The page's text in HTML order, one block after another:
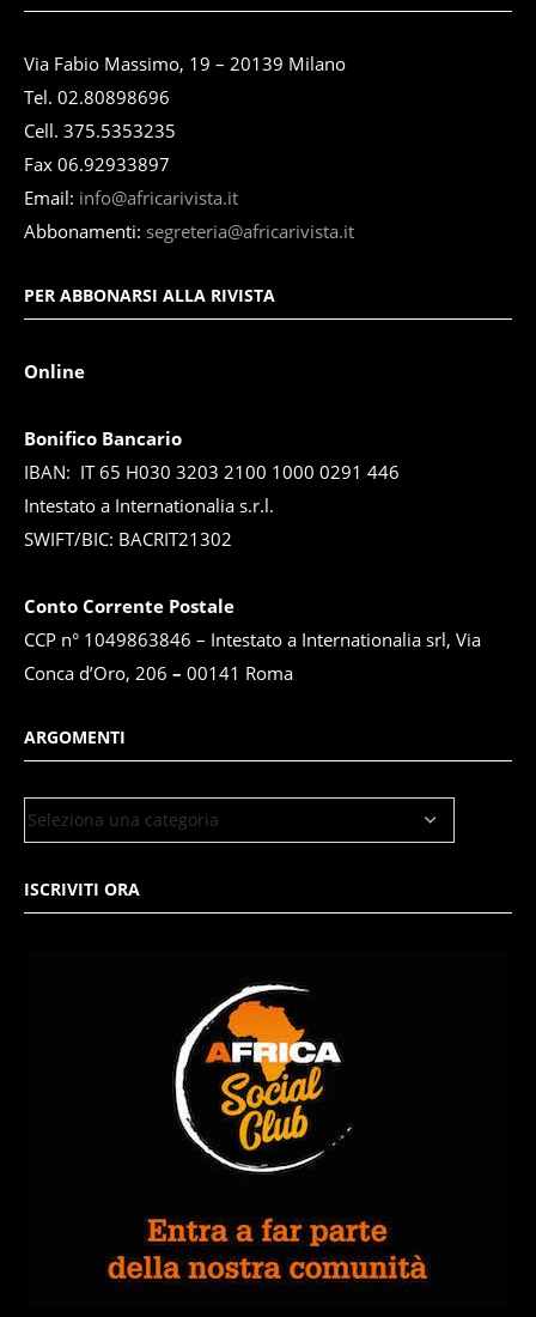
Via Fabio Massimo, 19 – 20139 Milano
Tel. 02.80898696
Cell. 375.5353235
Fax 06.92933897
Email: info@africarivista.it
Abbonamenti: segreteria@africarivista.it
PER ABBONARSI ALLA RIVISTA
Online
Bonifico Bancario
IBAN: IT 65 H030 3203 2100 1000 0291 446
Intestato a Internationalia s.r.l.
SWIFT/BIC: BACRIT21302
Conto Corrente Postale
CCP n° 1049863846 – Intestato a Internationalia srl, Via
Conca d’Oro, 206 – 00141 Roma
ARGOMENTI
ISCRIVITI ORA